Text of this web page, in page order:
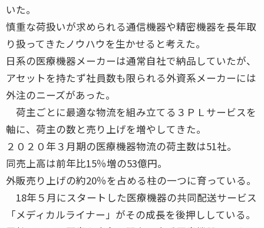
いた。
慎重な荷扱いが求められる通信機器や精密機器を長年取
り扱ってきたノウハウを生かせると考えた。
日系の医療機器メーカーは通常自社で納品していたが、
アセットを持たず社員数も限られる外資系メーカーには
外注のニーズがあった。
荷主ごとに最適な物流を組み立てる３ＰＬサービスを
軸に、荷主の数と売り上げを増やしてきた。
２０２０年３月期の医療機器物流の荷主数は51社。
同売上高は前年比15％増の53億円。
外販売り上げの約20％を占める柱の一つに育っている。
18年５月にスタートした医療機器の共同配送サービス
「メディカルライナー」がその成長を後押ししている。